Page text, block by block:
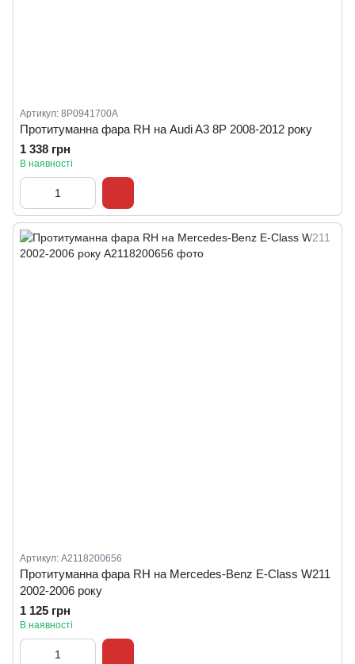
Артикул: 8P0941700A
Протитуманна фара RH на Audi A3 8P 2008-2012 року
1 338 грн
В наявності
Артикул: A2118200656
Протитуманна фара RH на Mercedes-Benz E-Class W211
2002-2006 року
1 125 грн
В наявності